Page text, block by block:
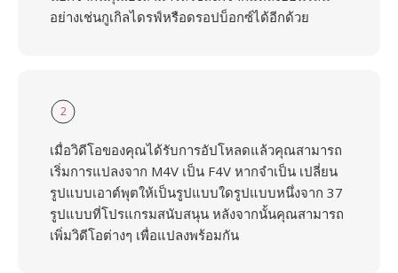
อย่างเช่นกูเกิลไดรฟ์หรือดรอปบ็อกซ์ได้อีกด้วย
2
เมื่อวิดีโอของคุณได้รับการอัปโหลดแล้วคุณสามารถ
เริ่มการแปลงจาก M4V เป็น F4V หากจำเป็น เปลี่ยน
รูปแบบเอาต์พุตให้เป็นรูปแบบใดรูปแบบหนึ่งจาก 37
รูปแบบที่โปรแกรมสนับสนุน หลังจากนั้นคุณสามารถ
เพิ่มวิดีโอต่างๆ เพื่อแปลงพร้อมกัน